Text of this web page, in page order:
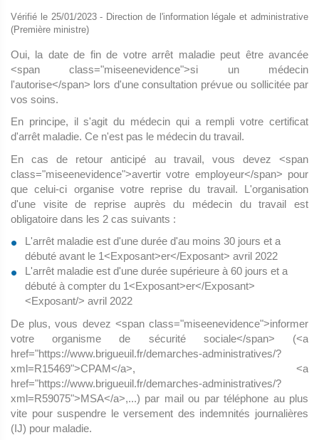
Vérifié le 25/01/2023 - Direction de l'information légale et administrative
(Première ministre)
Oui, la date de fin de votre arrêt maladie peut être avancée
<span class="miseenevidence">si un médecin
l'autorise</span> lors d'une consultation prévue ou sollicitée par
vos soins.
En principe, il s'agit du médecin qui a rempli votre certificat
d'arrêt maladie. Ce n'est pas le médecin du travail.
En cas de retour anticipé au travail, vous devez <span
class="miseenevidence">avertir votre employeur</span> pour
que celui-ci organise votre reprise du travail. L'organisation
d'une visite de reprise auprès du médecin du travail est
obligatoire dans les 2 cas suivants :
L'arrêt maladie est d'une durée d'au moins 30 jours et a
débuté avant le 1<Exposant>er</Exposant> avril 2022
L'arrêt maladie est d'une durée supérieure à 60 jours et a
débuté à compter du 1<Exposant>er</Exposant>
<Exposant/> avril 2022
De plus, vous devez <span class="miseenevidence">informer
votre organisme de sécurité sociale</span> (<a
href="https://www.brigueuil.fr/demarches-administratives/?
xml=R15469">CPAM</a>, <a
href="https://www.brigueuil.fr/demarches-administratives/?
xml=R59075">MSA</a>,...) par mail ou par téléphone au plus
vite pour suspendre le versement des indemnités journalières
(IJ) pour maladie.